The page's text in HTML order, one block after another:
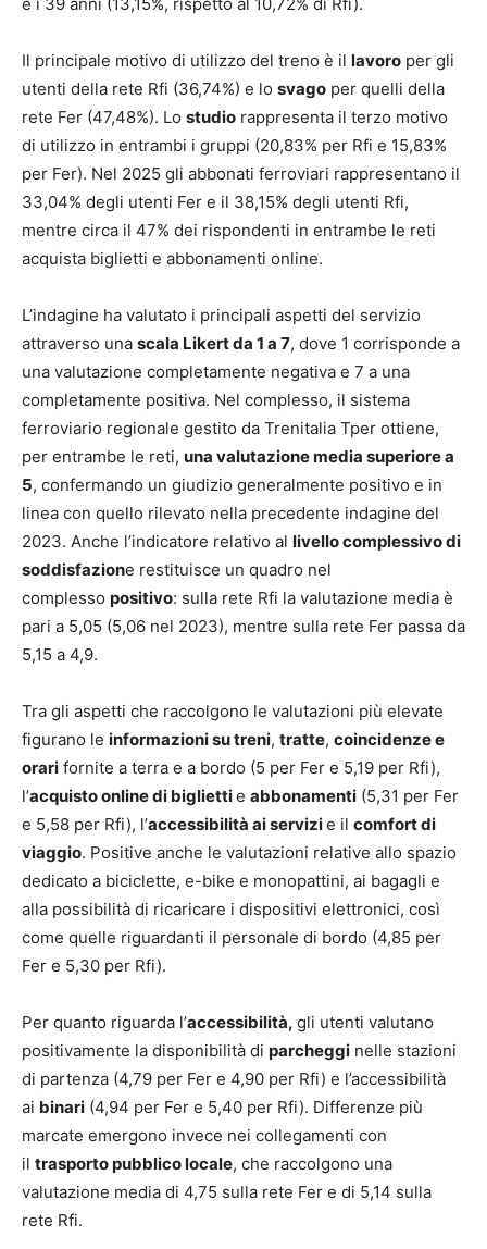
Il principale motivo di utilizzo del treno è il lavoro per gli
utenti della rete Rfi (36,74%) e lo svago per quelli della
rete Fer (47,48%). Lo studio rappresenta il terzo motivo
di utilizzo in entrambi i gruppi (20,83% per Rfi e 15,83%
per Fer). Nel 2025 gli abbonati ferroviari rappresentano il
33,04% degli utenti Fer e il 38,15% degli utenti Rfi,
mentre circa il 47% dei rispondenti in entrambe le reti
acquista biglietti e abbonamenti online.
L’indagine ha valutato i principali aspetti del servizio
attraverso una scala Likert da 1 a 7, dove 1 corrisponde a
una valutazione completamente negativa e 7 a una
completamente positiva. Nel complesso, il sistema
ferroviario regionale gestito da Trenitalia Tper ottiene,
per entrambe le reti, una valutazione media superiore a
5, confermando un giudizio generalmente positivo e in
linea con quello rilevato nella precedente indagine del
2023. Anche l’indicatore relativo al livello complessivo di
soddisfazione restituisce un quadro nel
complesso positivo: sulla rete Rfi la valutazione media è
pari a 5,05 (5,06 nel 2023), mentre sulla rete Fer passa da
5,15 a 4,9.
Tra gli aspetti che raccolgono le valutazioni più elevate
figurano le informazioni su treni, tratte, coincidenze e
orari fornite a terra e a bordo (5 per Fer e 5,19 per Rfi),
l’acquisto online di bigliettie abbonamenti (5,31 per Fer
e 5,58 per Rfi), l’accessibilità ai servizie il comfort di
viaggio. Positive anche le valutazioni relative allo spazio
dedicato a biciclette, e-bike e monopattini, ai bagagli e
alla possibilità di ricaricare i dispositivi elettronici, così
come quelle riguardanti il personale di bordo (4,85 per
Fer e 5,30 per Rfi).
Per quanto riguarda l’accessibilità, gli utenti valutano
positivamente la disponibilità di parcheggi nelle stazioni
di partenza (4,79 per Fer e 4,90 per Rfi) e l’accessibilità
ai binari (4,94 per Fer e 5,40 per Rfi). Differenze più
marcate emergono invece nei collegamenti con
il trasporto pubblico locale, che raccolgono una
valutazione media di 4,75 sulla rete Fer e di 5,14 sulla
rete Rfi.